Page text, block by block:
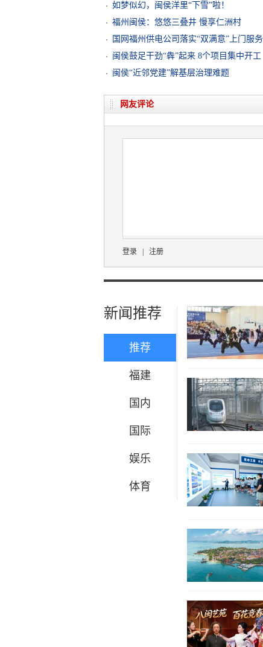
如梦似幻，闽侯洋里“下雪”啦！
福州闽侯：悠悠三叠井 慢享仁洲村
国网福州供电公司落实“双满意”上门服
闽侯鼓足干劲“犇”起来 8个项目集中开工
闽侯“近邻党建”解基层治理难题
网友评论
登录 注册
新闻推荐
推荐
福建
国内
国际
娱乐
体育